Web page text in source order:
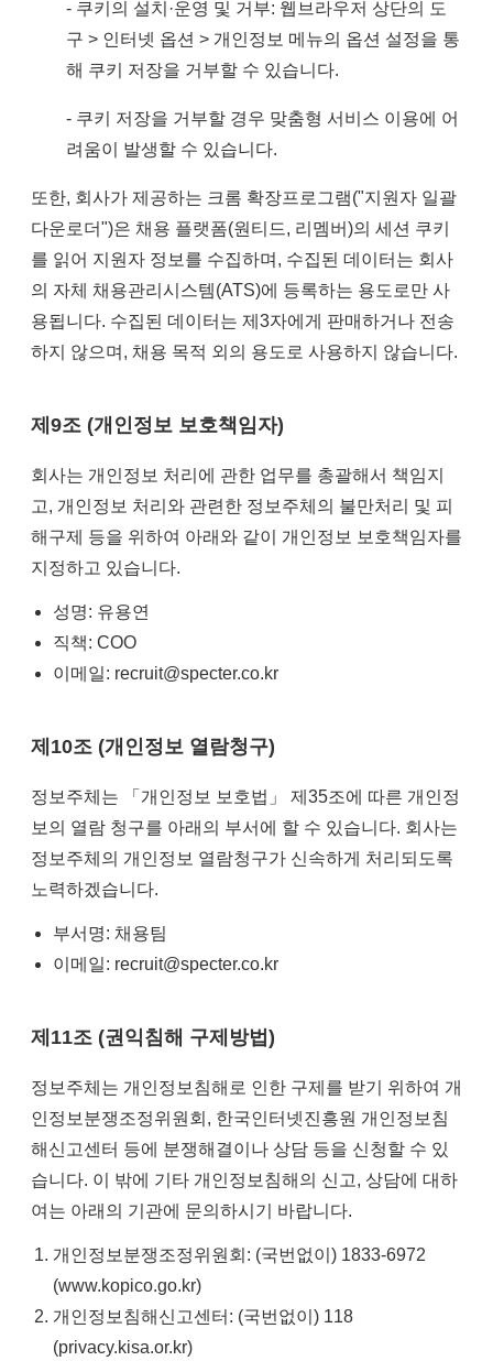
- 쿠키의 설치·운영 및 거부: 웹브라우저 상단의 도
구 > 인터넷 옵션 > 개인정보 메뉴의 옵션 설정을 통
해 쿠키 저장을 거부할 수 있습니다.
- 쿠키 저장을 거부할 경우 맞춤형 서비스 이용에 어
려움이 발생할 수 있습니다.
또한, 회사가 제공하는 크롬 확장프로그램("지원자 일괄
다운로더")은 채용 플랫폼(원티드, 리멤버)의 세션 쿠키
를 읽어 지원자 정보를 수집하며, 수집된 데이터는 회사
의 자체 채용관리시스템(ATS)에 등록하는 용도로만 사
용됩니다. 수집된 데이터는 제3자에게 판매하거나 전송
하지 않으며, 채용 목적 외의 용도로 사용하지 않습니다.
제9조 (개인정보 보호책임자)
회사는 개인정보 처리에 관한 업무를 총괄해서 책임지
고, 개인정보 처리와 관련한 정보주체의 불만처리 및 피
해구제 등을 위하여 아래와 같이 개인정보 보호책임자를
지정하고 있습니다.
성명: 유용연
직책: COO
이메일: recruit@specter.co.kr
제10조 (개인정보 열람청구)
정보주체는 「개인정보 보호법」 제35조에 따른 개인정
보의 열람 청구를 아래의 부서에 할 수 있습니다. 회사는
정보주체의 개인정보 열람청구가 신속하게 처리되도록
노력하겠습니다.
부서명: 채용팀
이메일: recruit@specter.co.kr
제11조 (권익침해 구제방법)
정보주체는 개인정보침해로 인한 구제를 받기 위하여 개
인정보분쟁조정위원회, 한국인터넷진흥원 개인정보침
해신고센터 등에 분쟁해결이나 상담 등을 신청할 수 있
습니다. 이 밖에 기타 개인정보침해의 신고, 상담에 대하
여는 아래의 기관에 문의하시기 바랍니다.
개인정보분쟁조정위원회: (국번없이) 1833-6972
(www.kopico.go.kr)
개인정보침해신고센터: (국번없이) 118
(privacy.kisa.or.kr)